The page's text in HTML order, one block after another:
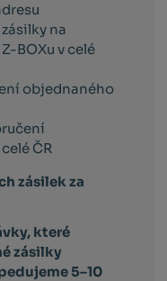
na
BOXu v celé
objednaného
ČR
zásilek za
které
zásilky
5–10